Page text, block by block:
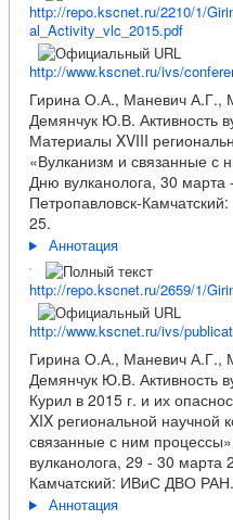
http://repo.kscnet.ru/2210/1/
al_Activity_vlc_2015.pdf
http://www.kscnet.ru/ivs/
Гирина О.А., Маневич А.Г.,
Демянчук Ю.В. Активность
Материалы XVIII
«Вулканизм и связанные с
Дню вулканолога, 30 марта
Петропавловск-
25.
Аннотация
http://repo.kscnet.ru/2659/1/
http://www.kscnet.ru/ivs/
Гирина О.А., Маневич А.Г.,
Демянчук Ю.В. Активность
Курил в 2015 г. и их
XIX региональной научной
связанные с ним
вулканолога, 29 - 30 марта
Камчатский: ИВиС ДВО
Аннотация